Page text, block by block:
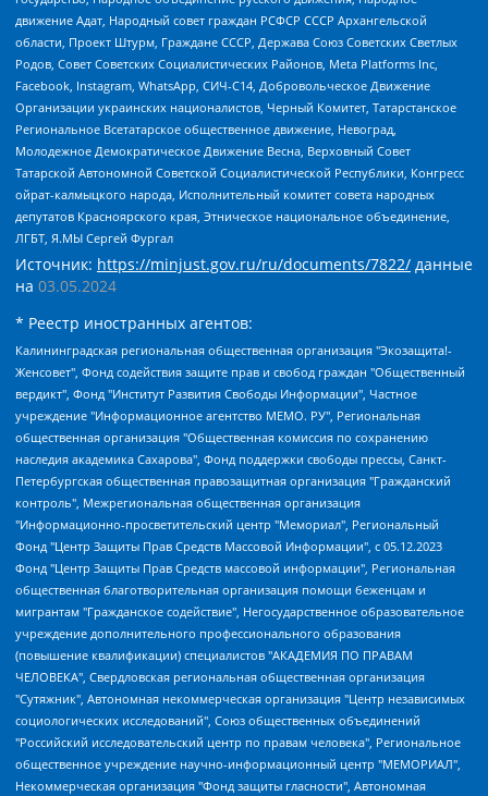
движение Адат, Народный совет граждан РСФСР СССР Архангельской
области, Проект Штурм, Граждане СССР, Держава Союз Советских Светлых
Родов, Совет Советских Социалистических Районов, Meta Platforms Inc,
Facebook, Instagram, WhatsApp, СИЧ-С14, Добровольческое Движение
Организации украинских националистов, Черный Комитет, Татарстанское
Региональное Всетатарское общественное движение, Невоград,
Молодежное Демократическое Движение Весна, Верховный Совет
Татарской Автономной Советской Социалистической Республики, Конгресс
ойрат-калмыцкого народа, Исполнительный комитет совета народных
депутатов Красноярского края, Этническое национальное объединение,
ЛГБТ, Я.МЫ Сергей Фургал
Источник: https://minjust.gov.ru/ru/documents/7822/ данные
на 03.05.2024
* Реестр иностранных агентов:
Калининградская региональная общественная организация "Экозащита!-Женсовет", Фонд содействия защите прав и свобод граждан "Общественный вердикт", Фонд "Институт Развития Свободы Информации", Частное учреждение "Информационное агентство МЕМО. РУ", Региональная общественная организация "Общественная комиссия по сохранению наследия академика Сахарова", Фонд поддержки свободы прессы, Санкт-Петербургская общественная правозащитная организация "Гражданский контроль", Межрегиональная общественная организация "Информационно-просветительский центр "Мемориал", Региональный Фонд "Центр Защиты Прав Средств Массовой Информации", с 05.12.2023 Фонд "Центр Защиты Прав Средств массовой информации", Региональная общественная благотворительная организация помощи беженцам и мигрантам "Гражданское содействие", Негосударственное образовательное учреждение дополнительного профессионального образования (повышение квалификации) специалистов "АКАДЕМИЯ ПО ПРАВАМ ЧЕЛОВЕКА", Свердловская региональная общественная организация "Сутяжник", Автономная некоммерческая организация "Центр независимых социологических исследований", Союз общественных объединений "Российский исследовательский центр по правам человека", Региональное общественное учреждение научно-информационный центр "МЕМОРИАЛ", Некоммерческая организация "Фонд защиты гласности", Автономная некоммерческая организация "Институт прав человека", Городская общественная организация "Екатеринбургское общество "МЕМОРИАЛ", Городская общественная организация "Рязанское историко-просветительское и правозащитное общество "Мемориал" (Рязанский Мемориал), Челябинский региональный орган общественной самодеятельности – женское общественное объединение "Женщины Евразии", Челябинский региональный орган общественной самодеятельности "Уральская правозащитная группа", Фонд содействия защите здоровья и социальной справедливости имени Андрея Рылькова, Автономная Некоммерческая Организация "Аналитический Центр Юрия Левады", Автономная некоммерческая организация социальной поддержки населения "Проект Апрель", Региональная общественная организация помощи женщинам и детям, находящимся в кризисной ситуации "Информационно-методический центр "Анна", Фонд содействия развитию массовых коммуникаций и правовому просвещению "Так-так-Так", Фонд содействия устойчивому развитию "Серебряная тайга", Свердловский региональный общественный фонд социальных проектов "Новое время", "Idel.Реалии", Кавказ.Реалии, Крым.Реалии, Телеканал Настоящее Время, Татаро-башкирская служба Радио Свобода (Azatliq Radiosi), Радио Свободная Европа/Радио Свобода (PCE/PC), "Сибирь.Реалии", "Фактограф", Благотворительный фонд помощи осужденным и их семьям, Автономная некоммерческая организация "Институт глобализации и социальных движений", Фонд "В защиту прав заключенных", Частное учреждение "Центр поддержки и содействия развитию средств массовой информации", Пензенский региональный общественный благотворительный фонд "Гражданский союз", "Север.Реалии", Некоммерческая организация Фонд "Правовая инициатива", Общество с ограниченной ответственностью "Радио Свободная Европа/Радио Свобода", Чешское информационное агентство "MEDIUM-ORIENT", Красноярская региональная общественная организация "Мы против СПИДа", Камалягин Денис Николаевич, Маркелов Сергей Евгеньевич, Пономарев Лев Александрович, Савицкая Людмила Алексеевна, Автономная некоммерческая организация "Центр по работе с проблемой насилия "НАСИЛИЮ.НЕТ", Межрегиональный профессиональный союз работников здравоохранения "Альянс врачей", Юридическое лицо, зарегистрированное в Латвийской Республике, SIA "Medusa Project" (регистрационный номер 40103797863, дата регистрации 10.06.2014), Некоммерческая организация "Фонд по борьбе с коррупцией", Автономная некоммерческая организация "Институт права и публичной политики", Баданин Роман Сергеевич, Гликин Максим Александрович, Железнова Мария Михайловна, Лукьянова Юлия Сергеевна, Маетная Елизавета Витальевна, Маняхин Петр Борисович, Чуракова Ольга Владимировна, Ярош Юлия Петровна, Юридическое лицо "The Insider SIA", зарегистрированное в Риге, Латвийская Республика (дата регистрации 26.06.2015), являющееся администратором доменного имени интернет-издания "The Insider SIA", https://theins.ru, Постернак Алексей Евгеньевич, Рубин Михаил Аркадьевич, Анин Роман Александрович, Юридическое лицо Istories fonds, зарегистрированное в Латвийской Республике (регистрационный номер 50008295751, дата регистрации 24.02.2020), Великовский Дмитрий Александрович, Долинина Ирина Николаевна, Мароховская Алеся Алексеевна, Шлейнов Роман Юрьевич, Шмагун Олеся Валентиновна, Общество с ограниченной ответственностью "Альтаир 2021", Общество с ограниченной ответственностью "Вега 2021", Общество с ограниченной ответственностью "Главный редактор 2021", Общество с ограниченной ответственностью "Ромашки монолит", Важенков Артем Валерьевич, Ивановская областная общественная организация "Центр гендерных исследований", Гурман Юрий Альбертович, Медиапроект "ОВД-Инфо", Егоров Владимир Владимирович, Жилинский Владимир Александрович, Общество с ограниченной ответственностью "ЗП", Иванова София Юрьевна, Карезина Инна Павловна, Кильтау Екатерина Викторовна, Петров Алексей Викторович, Пискунов Сергей Евгеньевич, Смирнов Сергей Сергеевич, Тихонов Михаил Сергеевич, Общество с ограниченной ответственностью "ЖУРНАЛИСТ-ИНОСТРАННЫЙ АГЕНТ", Арапова Галина Юрьевна, Вольтская Татьяна Анатольевна, Американская компания "Mason G.E.S. Anonymous Foundation" (США), являющаяся владельцем интернет-издания https://mnews.world/, Компания "Stichting Bellingcat", зарегистрированная в Нидерландах (дата регистрации 11.07.2018), Захаров Андрей Вячеславович, Клепиковская Екатерина Дмитриевна, Общество с ограниченной ответственностью "МЕМО", Перл Роман Александрович, Симонов Евгений Алексеевич, Соловьева Елена Анатольевна, Сотников Даниил Владимирович, Сурначева Елизавета Дмитриевна, Автономная некоммерческая организация по защите прав человека и информированию населения "Якутия – Наше Мнение", Общество с ограниченной ответственностью "Москоу диджитал медиа", с 26.01.2023 Общество с ограниченной ответственностью "Чайка Белые сады", Ветошкина Валерия Валерьевна, Заговора Максим Александрович, Межрегиональное общественное движение "Российская ЛГБТ - сеть", Оленичев Максим Владимирович, Павлов Иван Юрьевич, Скворцова Елена Сергеевна, Общество с ограниченной ответственностью "Как бы инагент", Кочетков Игорь Викторович, Общество с ограниченной ответственностью "Честные выборы", Еланчик Олег Александрович, Общество с ограниченной ответственностью "Нобелевский призыв", Гималова Регина Эмилевна, Григорьев Андрей Валерьевич, Григорьева Алина Александровна, Ассоциация по содействию защите прав призывников, альтернативнослужащих и военнослужащих "Правозащитная группа "Гражданин.Армия.Право", Хисамова Регина Фаритовна, Автономная некоммерческая организация по реализации социально-правовых программ "Лилит", Дальневосточное общественное движение "Маяк", Санкт-Петербургская ЛГБТ-инициативная группа "Выход", Инициативная группа ЛГБТ+ "Реверс", Алексеев Андрей Викторович, Бекбулатова Таисия Львовна, Беляев Иван Михайлович, Владыкина Елена Сергеевна, Гельман Марат Александрович, Никульшина Вероника Юрьевна, Толоконникова Надежда Андреевна, Шендерович Виктор Анатольевич, Общество с ограниченной ответственностью "Данное сообщение", Общество с ограниченной ответственностью Издательский дом "Новая глава", Айнбиндер Александра Александровна, Московский комьюнити-центр для ЛГБТ+инициатив, Благотворительный фонд развития филантропии, Deutsche Welle (Германия, Kurt-Schumacher-Strasse 3, 53113 Bonn), Борзунова Мария Михайловна, Воробьев Виктор Викторович, Голубева Анна Львовна, Константинова Алла Михайловна, Малкова Ирина Владимировна, Мурадов Мурад Абдулгалимович, Осетинская Елизавета Николаевна, Понасенков Евгений Николаевич, Ганапольский Матвей Юрьевич, Киселев Евгений Алексеевич, Борухович Ирина Григорьевна, Дремин Иван Тимофеевич, Дубровский Дмитрий Викторович, Красноярская региональная общественная организация поддержки и развития альтернативных образовательных технологий и межкультурных коммуникаций "ИНТЕРРА", Маяковская Екатерина Алексеевна, Фейгин Марк Захарович, Филимонов Андрей Викторович, Дзугкоева Регина Николаевна, Доброхотов Роман Александрович, Дудь Юрий Александрович, Елкин Сергей Владимирович, Кругликов Кирилл Игоревич, Сабунаева Мария Леонидовна, Семенов Алексей Владимирович, Шаинян Карен Багратович, Шульман Екатерина Михайловна, Асафьев Артур Валерьевич, Вахштайн Виктор Семенович, Венедиктов Алексей Алексеевич, Лушникова Екатерина Евгеньевна, Волков Леонид Михайлович, Невзоров Александр Глебович, Пархоменко Сергей Борисович, Сироткин Ярослав Николаевич, Кара-Мурза Владимир Владимирович, Баранова Наталья Владимировна, Гозман Леонид Яковлевич, Кагарлицкий Борис Юльевич, Климарев Михаил Валерьевич, Милов Владимир Станиславович, Автономная некоммерческая организация Краснодарский центр современного искусства "Типография", Моргенштерн Алишер Тагирович, Соболь Любовь Эдуардовна, Общество с ограниченной ответственностью "ЛИЗА НОРМ", Каспаров Гарри Кимович, Ходорковский Михаил Борисович, Общество с ограниченной ответственностью "Апрельские тезисы", Данилович Ирина Брониславовна, Кашин Олег Владимирович, Петров Николай Владимирович, Пивоваров Алексей Владимирович, Соколов Михаил Владимирович, Цветкова Юлия Владимировна, Чичваркин Евгений Александрович, Комитет против пыток/Команда против пыток, Общество с ограниченной ответственностью "Первый научный", Общество с ограниченной ответственностью "Вертолет и ко", Белоцерковская Вероника Борисовна, Кац Максим Евгеньевич, Лазарева Татьяна Юрьевна, Шаведдинов Руслан Табризович, Яшин Илья Валерьевич, Общество с ограниченной ответственностью "Иноагент ААВ", Алешковский Дмитрий Петрович, Альбац Евгения Марковна, Быков Дмитрий Львович, Галямина Юлия Евгеньевна, Лойко Сергей Леонидович, Мартынов Кирилл Константинович, Медведев Сергей Александрович, Крашенинников Федор Геннадиевич, Гордеева Катерина Вл